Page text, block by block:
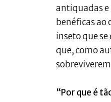
antiquadas e
benéficas ao
inseto que
que, como
“Por que é